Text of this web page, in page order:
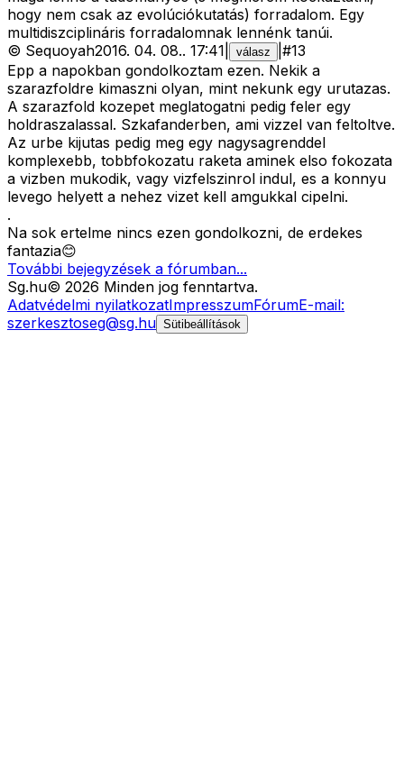
hogy nem csak az evolúciókutatás) forradalom. Egy
multidiszciplináris forradalomnak lennénk tanúi.
© Sequoyah2016. 04. 08.. 17:41 válasz #13
Epp a napokban gondolkoztam ezen. Nekik a
szarazfoldre kimaszni olyan, mint nekunk egy urutazas.
A szarazfold kozepet meglatogatni pedig feler egy
holdraszalassal. Szkafanderben, ami vizzel van feltoltve.
Az urbe kijutas pedig meg egy nagysagrenddel
komplexebb, tobbfokozatu raketa aminek elso fokozata
a vizben mukodik, vagy vizfelszinrol indul, es a konnyu
levego helyett a nehez vizet kell amgukkal cipelni.
.
Na sok ertelme nincs ezen gondolkozni, de erdekes
fantazia😊
További bejegyzések a fórumban...
Sg.hu© 2026 Minden jog fenntartva.
Adatvédelmi nyilatkozatImpresszumFórumE-mail:
szerkesztoseg@sg.hu Sütibeállítások